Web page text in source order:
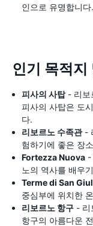
인으로 유명합니다.
인기 목적지
피사의 사탑- 리보
피사의 사탑은 도
다.
리보르노 수족관-
험하기에 좋은 장
Fortezza Nuova -
노의 역사를 배우
Terme di San
중심부에 위치한
리보르노 항구 - 리
항구의 아름다운